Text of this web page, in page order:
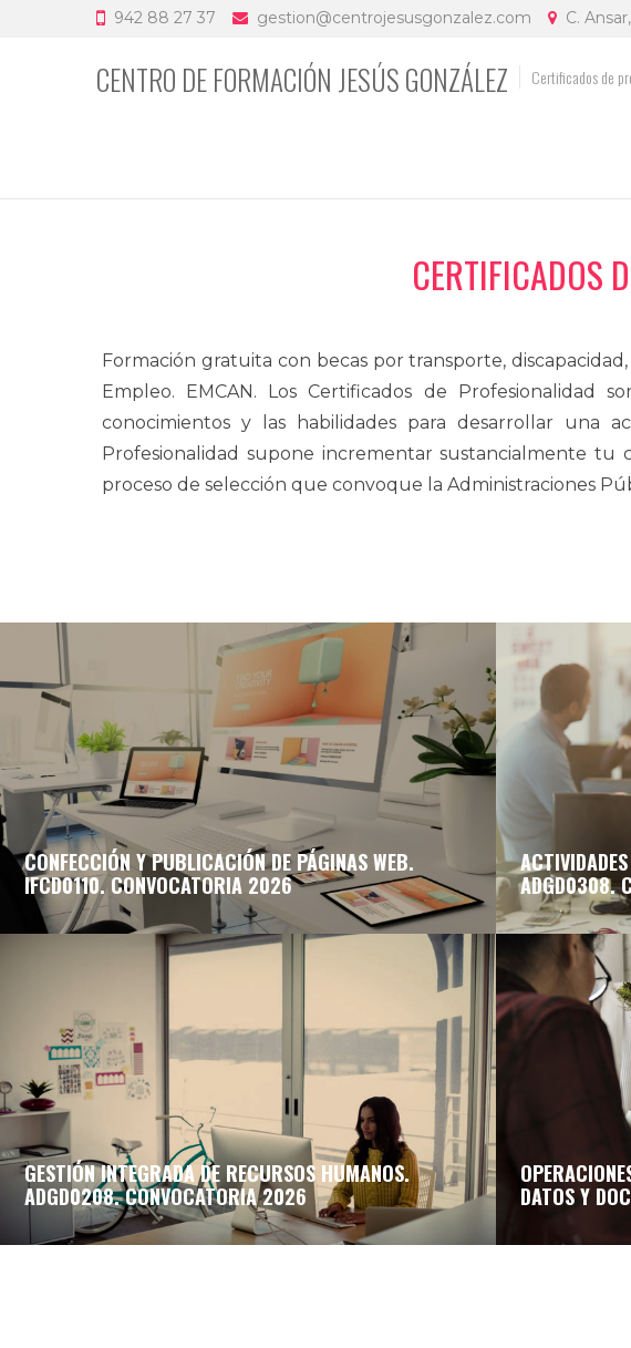
942 88 27 37 gestion@centrojesusgonzalez.com C.
CENTRO DE FORMACIÓN JESÚS GONZÁLEZ Certificados de
CERTIFICADOS
Formación gratuita con becas por transporte,
Empleo. EMCAN. Los Certificados de
conocimientos y las habilidades para desarrollar una
Profesionalidad supone incrementar sustancialmente
proceso de selección que convoque la Administraciones
CONFECCIÓN Y PUBLICACIÓN DE PÁGINAS WEB.
IFCD0110. CONVOCATORIA 2026
ADGD0308.
GESTIÓN INTEGRADA DE RECURSOS HUMANOS.
ADGD0208. CONVOCATORIA 2026
DATOS Y